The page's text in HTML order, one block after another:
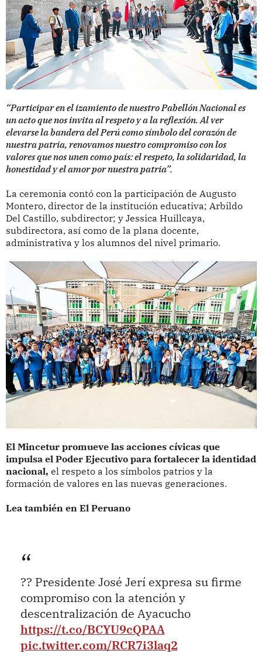
“Participar en el izamiento de nuestro Pabellón Nacional es
un acto que nos invita al respeto y a la reflexión. Al ver
elevarse la bandera del Perú como símbolo del corazón de
nuestra patria, renovamos nuestro compromiso con los
valores que nos unen como país: el respeto, la solidaridad, la
honestidad y el amor por nuestra patria”.
La ceremonia contó con la participación de Augusto
Montero, director de la institución educativa; Arbildo
Del Castillo, subdirector; y Jessica Huillcaya,
subdirectora, así como de la plana docente,
administrativa y los alumnos del nivel primario.
El Mincetur promueve las acciones cívicas que
impulsa el Poder Ejecutivo para fortalecer la identidad
nacional, el respeto a los símbolos patrios y la
formación de valores en las nuevas generaciones.
Lea también en El Peruano
?? Presidente José Jerí expresa su firme
compromiso con la atención y
descentralización de Ayacucho
https://t.co/BCYU9cQPAA
pic.twitter.com/RCR7i3laq2